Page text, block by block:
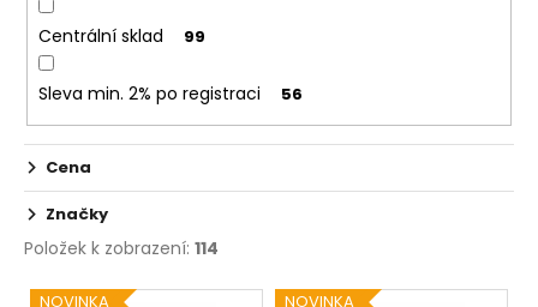
Centrální sklad 99
Sleva min. 2% po registraci 56
Cena
Značky
Položek k zobrazení: 114
VNOVINKA NOVINKA
u
m
e
LOST
MARY
TP1000
META